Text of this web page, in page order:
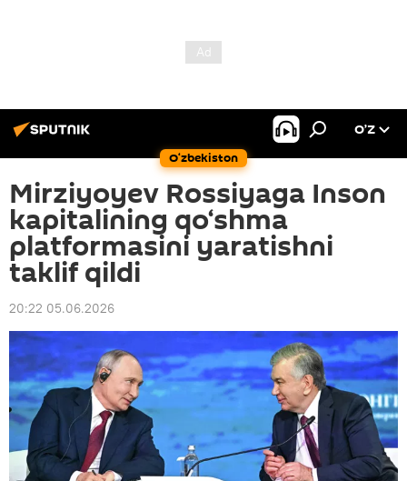
O‘zbekiston
O’Z
Mirziyoyev Rossiyaga Inson
kapitalining qo‘shma
platformasini yaratishni
taklif qildi
20:22 05.06.2026